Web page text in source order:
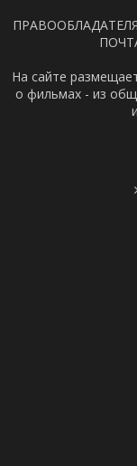
На сайте
о фильмах - из